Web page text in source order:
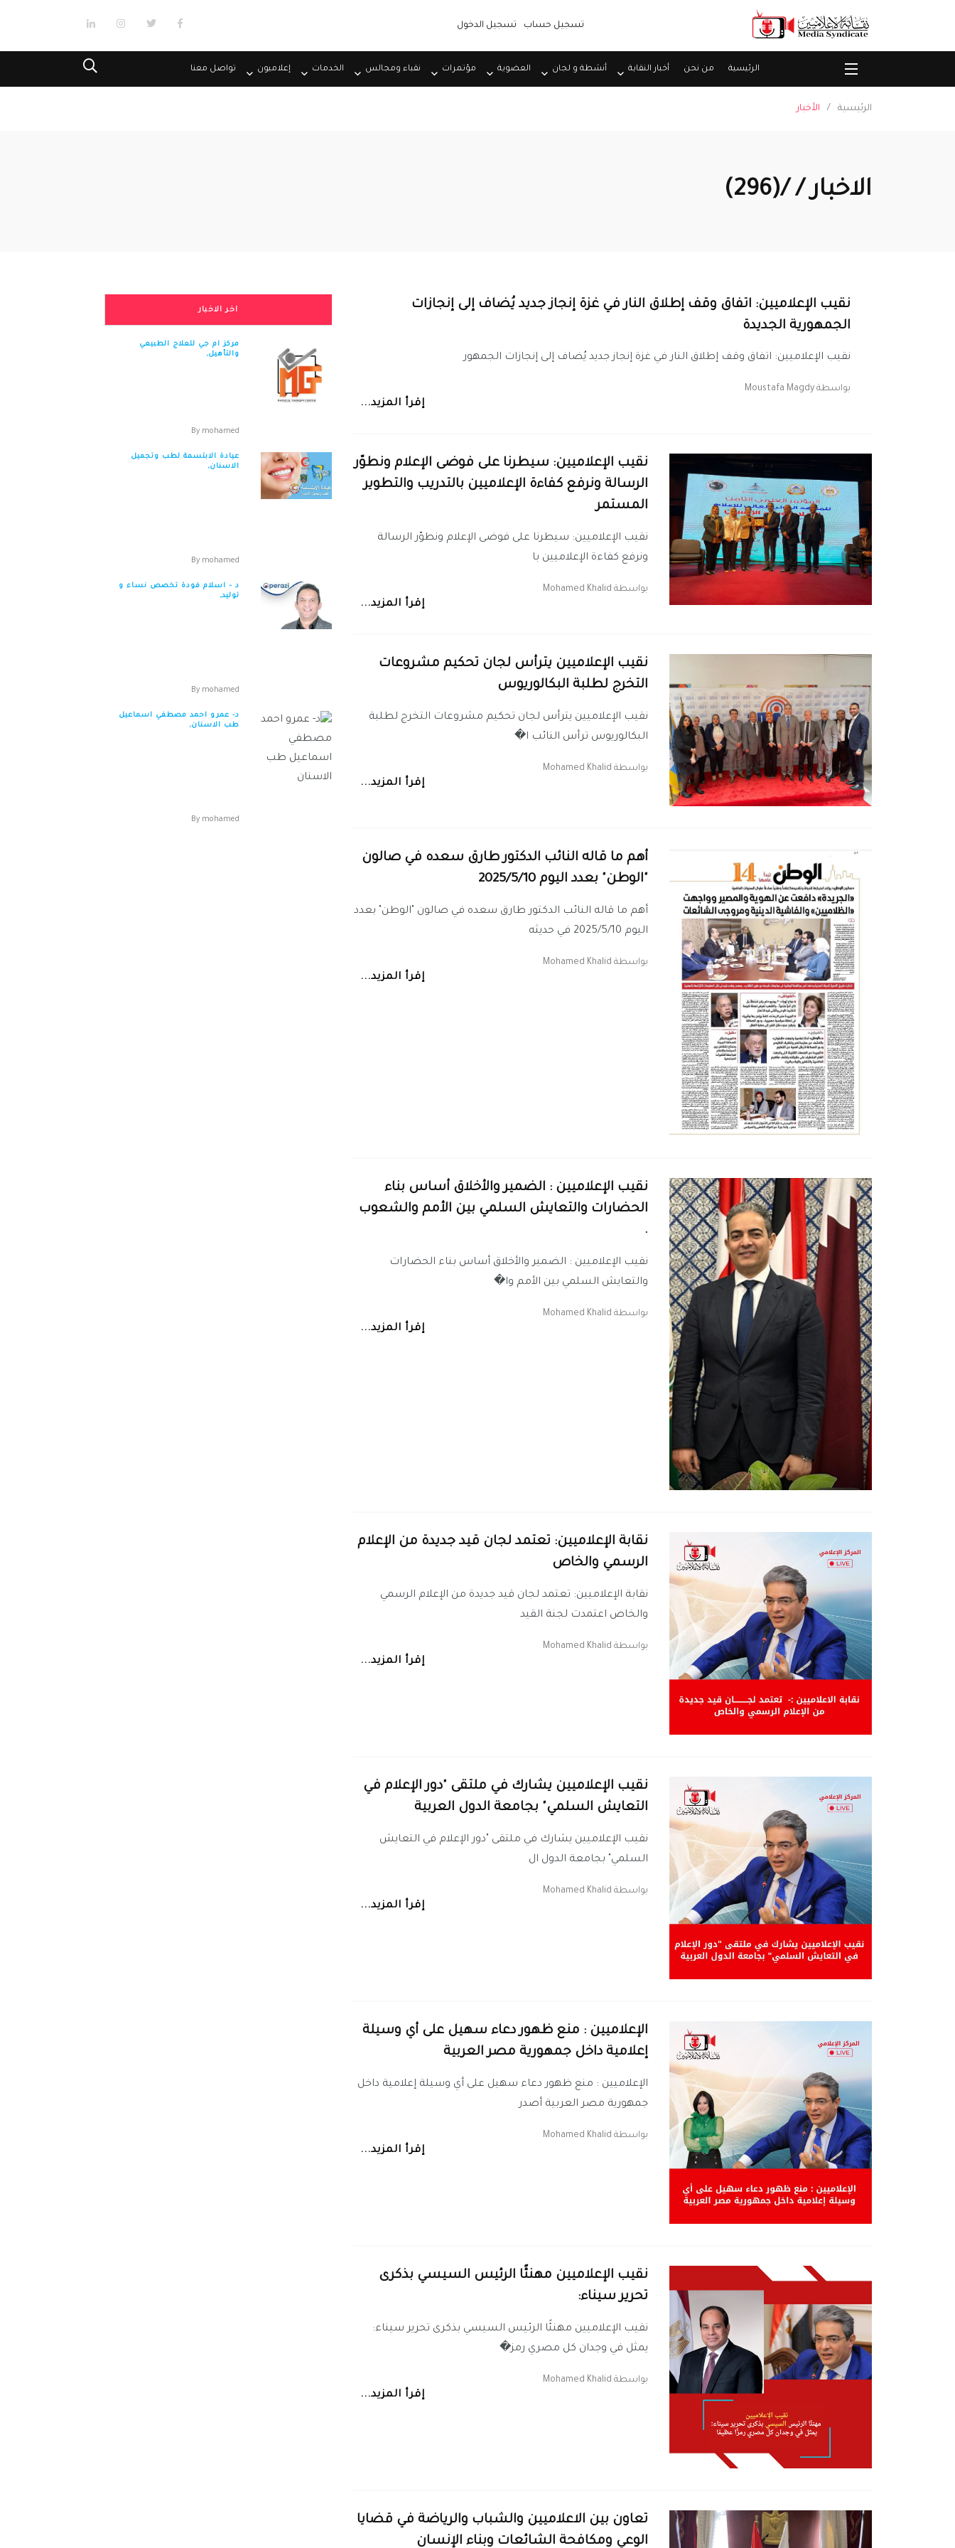
تسجيل حساب تسجيل الدخول
الرئيسية من نحن أخبار النقابة أنشطة و لجان العضوية مؤتمرات نقباء ومجالس الخدمات إعلاميون تواصل معنا
الرئيسية الأخبار
الاخبار / /(296)
نقيب الإعلاميين: اتفاق وقف إطلاق النار في غزة إنجاز جديد يُضاف إلى إنجازات
الجمهورية الجديدة
نقيب الإعلاميين: اتفاق وقف إطلاق النار في غزة إنجاز جديد يُضاف إلى إنجازات الجمهور
بواسطة Moustafa Magdy
إقرأ المزيد...
نقيب الإعلاميين: سيطرنا على فوضى الإعلام ونطوّر
الرسالة ونرفع كفاءة الإعلاميين بالتدريب والتطوير
المستمر
نقيب الإعلاميين: سيطرنا على فوضى الإعلام ونطوّر الرسالة
ونرفع كفاءة الإعلاميين با
بواسطة Mohamed Khalid
إقرأ المزيد...
نقيب الإعلاميين يترأس لجان تحكيم مشروعات
التخرج لطلبة البكالوريوس
نقيب الإعلاميين يترأس لجان تحكيم مشروعات التخرج لطلبة
البكالوريوس ترأس النائب ا�
بواسطة Mohamed Khalid
إقرأ المزيد...
أهم ما قاله النائب الدكتور طارق سعده في صالون
"الوطن" بعدد اليوم 2025/5/10
أهم ما قاله النائب الدكتور طارق سعده في صالون "الوطن" بعدد
اليوم 2025/5/10 في حديثه
بواسطة Mohamed Khalid
إقرأ المزيد...
نقيب الإعلاميين : الضمير والأخلاق أساس بناء
الحضارات والتعايش السلمي بين الأمم والشعوب
.
نقيب الإعلاميين : الضمير والأخلاق أساس بناء الحضارات
والتعايش السلمي بين الأمم وا�
بواسطة Mohamed Khalid
إقرأ المزيد...
نقابة الإعلاميين: تعتمد لجان قيد جديدة من الإعلام
الرسمي والخاص
نقابة الإعلاميين: تعتمد لجان قيد جديدة من الإعلام الرسمي
والخاص اعتمدت لجنة القيد
بواسطة Mohamed Khalid
إقرأ المزيد...
نقيب الإعلاميين يشارك في ملتقى "دور الإعلام في
التعايش السلمي" بجامعة الدول العربية
نقيب الإعلاميين يشارك في ملتقى "دور الإعلام في التعايش
السلمي" بجامعة الدول ال
بواسطة Mohamed Khalid
إقرأ المزيد...
الإعلاميين : منع ظهور دعاء سهيل على أي وسيلة
إعلامية داخل جمهورية مصر العربية
الإعلاميين : منع ظهور دعاء سهيل على أي وسيلة إعلامية داخل
جمهورية مصر العربية أصدر
بواسطة Mohamed Khalid
إقرأ المزيد...
نقيب الإعلاميين مهنئًا الرئيس السيسي بذكرى
تحرير سيناء:
نقيب الإعلاميين مهنئًا الرئيس السيسي بذكرى تحرير سيناء:
يمثل في وجدان كل مصري رمز�
بواسطة Mohamed Khalid
إقرأ المزيد...
تعاون بين الاعلاميين والشباب والرياضة في قضايا
الوعي ومكافحة الشائعات وبناء الإنسان
اخر الاخبار
مركز ام جي للعلاج الطبيعي
والتأهيل,
By mohamed
عيادة الابتسمة لطب وتجميل
الاسنان,
By mohamed
د – اسلام فودة تخصص نساء و
توليد,
By mohamed
د- عمرو احمد مصطفي اسماعيل
طب الاسنان,
By mohamed